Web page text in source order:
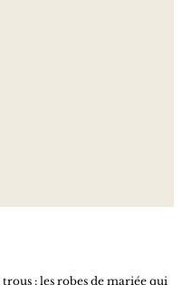
: les robes de mariée qui